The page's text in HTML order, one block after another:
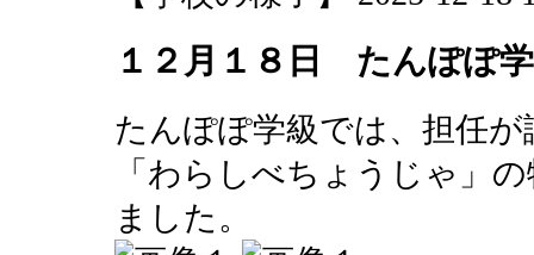
１２月１８日 たんぽぽ
たんぽぽ学級では、担任
「わらしべちょうじゃ」
ました。